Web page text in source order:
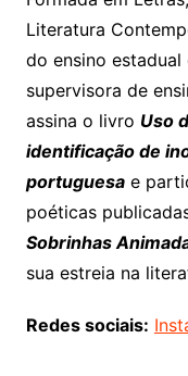
Literatura
do ensino estadual
supervisora de
assina o livro Uso
identificação de
portuguesae
poéticas
Sobrinhas
sua estreia na
Redes sociais: